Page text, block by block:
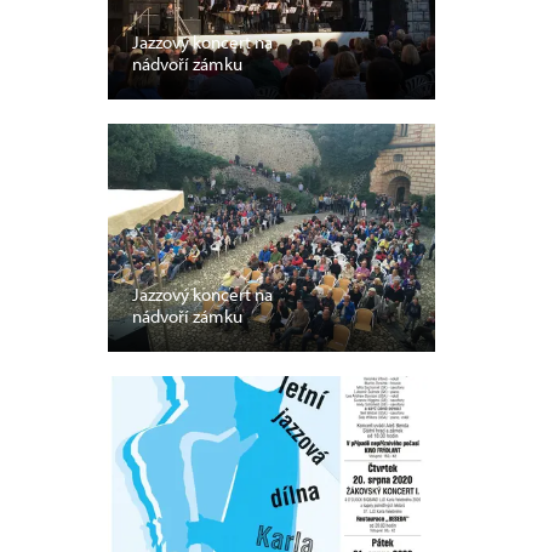
Jazzový koncert na
nádvoří zámku
Jazzový koncert na
nádvoří zámku